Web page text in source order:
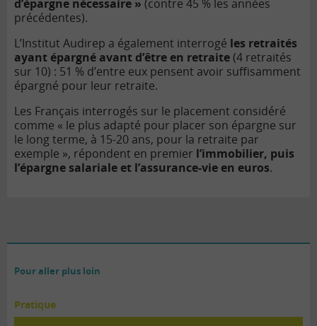
d’épargne nécessaire » (contre 45 % les années
précédentes).
L’Institut Audirep a également interrogé les retraités
ayant épargné avant d’être en retraite(4 retraités
sur 10) : 51 % d’entre eux pensent avoir suffisamment
épargné pour leur retraite.
Les Français interrogés sur le placement considéré
comme « le plus adapté pour placer son épargne sur
le long terme, à 15-20 ans, pour la retraite par
exemple », répondent en premier l’immobilier, puis
l’épargne salariale et l’assurance-vie en euros.
Pour aller plus loin
Pratique